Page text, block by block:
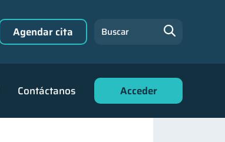
Contáctanos Acceder
Agendar cita Buscar